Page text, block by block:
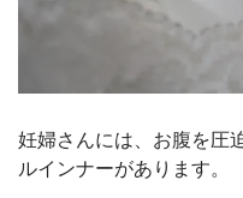
妊婦さんには、お腹を圧
ルインナーがあります。